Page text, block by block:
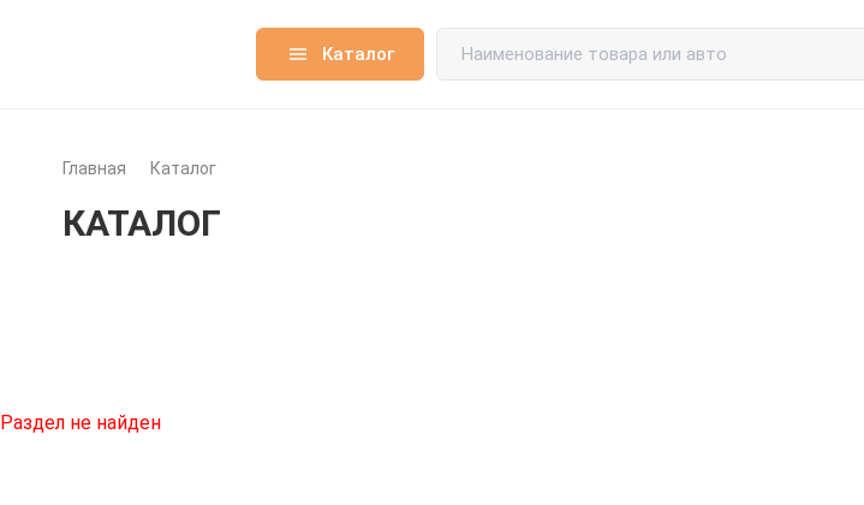
Каталог
Главная Каталог
КАТАЛОГ
Раздел не найден